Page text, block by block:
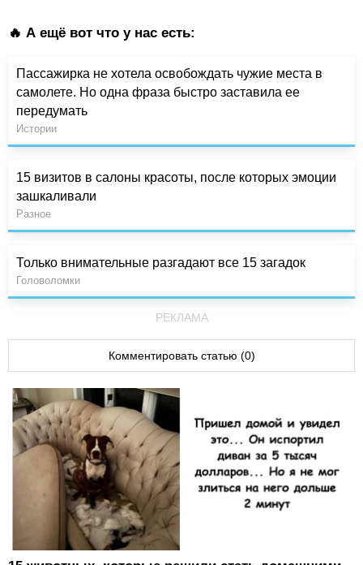
🔥 А ещё вот что у нас есть:
Пассажирка не хотела освобождать чужие места в
самолете. Но одна фраза быстро заставила ее
передумать
Истории
15 визитов в салоны красоты, после которых эмоции
зашкаливали
Разное
Только внимательные разгадают все 15 загадок
Головоломки
РЕКЛАМА
Комментировать статью (0)